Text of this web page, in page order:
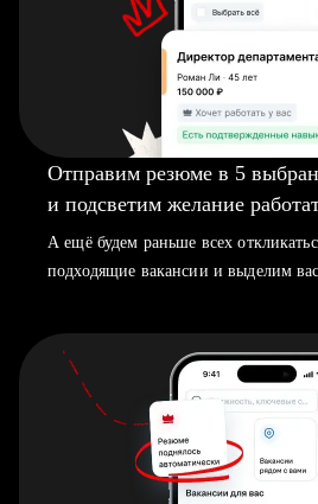
Отправим резюме в 5
и подсветим желание
А ещё будем раньше всех
подходящие вакансии и выделим